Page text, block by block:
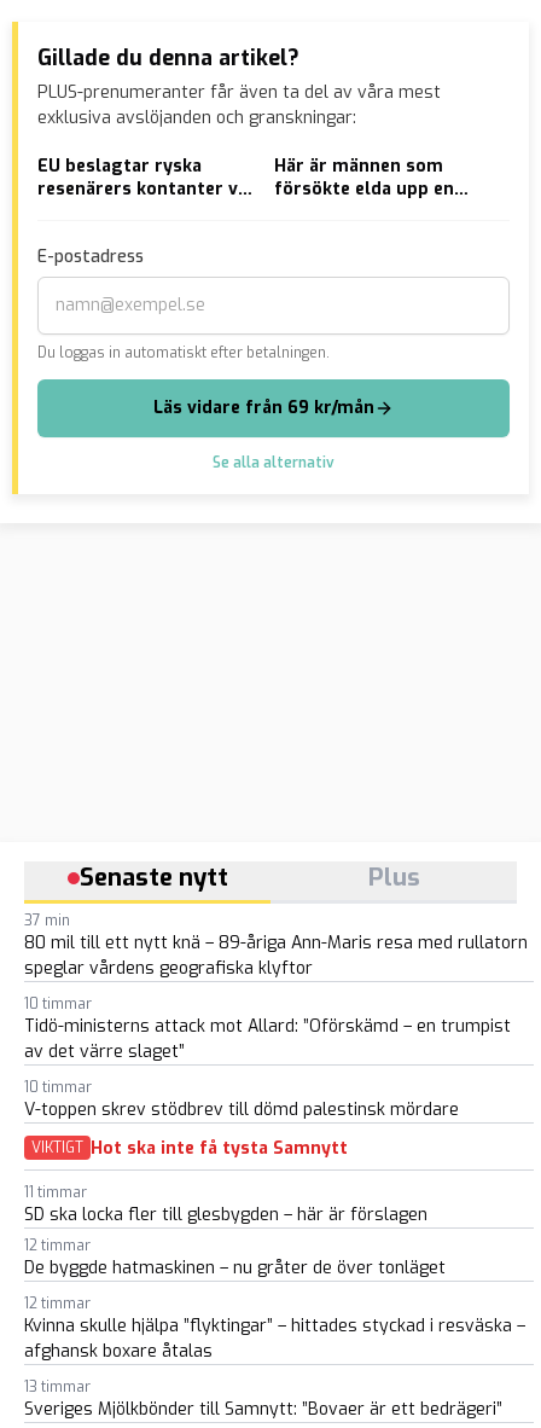
Gillade du denna artikel?
PLUS-prenumeranter får även ta del av våra mest
exklusiva avslöjanden och granskningar:
EU beslagtar ryska
resenärers kontanter vid
Här är männen som
försökte elda upp en
E-postadress
Du loggas in automatiskt efter betalningen.
Läs vidare från 69 kr/mån
Se alla alternativ
Senaste nytt Plus
37 min
80 mil till ett nytt knä – 89-åriga Ann-Maris resa med rullatorn
speglar vårdens geografiska klyftor
10 timmar
Tidö-ministerns attack mot Allard: ”Oförskämd – en trumpist
av det värre slaget”
10 timmar
V-toppen skrev stödbrev till dömd palestinsk mördare
VIKTIGT Hot ska inte få tysta Samnytt
11 timmar
SD ska locka fler till glesbygden – här är förslagen
12 timmar
De byggde hatmaskinen – nu gråter de över tonläget
12 timmar
Kvinna skulle hjälpa ”flyktingar” – hittades styckad i resväska –
afghansk boxare åtalas
13 timmar
Sveriges Mjölkbönder till Samnytt: ”Bovaer är ett bedrägeri”